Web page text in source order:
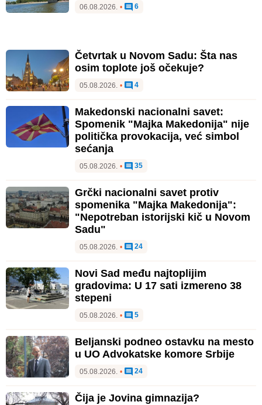
06.08.2026. • 6
Četvrtak u Novom Sadu: Šta nas
osim toplote još očekuje?
05.08.2026. • 4
Makedonski nacionalni savet:
Spomenik "Majka Makedonija" nije
politička provokacija, već simbol
sećanja
05.08.2026. • 35
Grčki nacionalni savet protiv
spomenika "Majka Makedonija":
"Nepotreban istorijski kič u Novom
Sadu"
05.08.2026. • 24
Novi Sad među najtoplijim
gradovima: U 17 sati izmereno 38
stepeni
05.08.2026. • 5
Beljanski podneo ostavku na mesto
u UO Advokatske komore Srbije
05.08.2026. • 24
Čija je Jovina gimnazija?